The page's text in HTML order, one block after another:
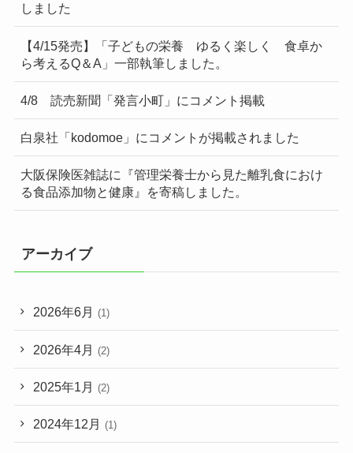
しました
【4/15発売】「子どもの栄養 ゆるく楽しく 食卓か
ら考えるQ＆A」一部執筆しました。
4/8 読売新聞「発言小町」にコメント掲載
白泉社「kodomoe」にコメントが掲載されました
大阪保険医雑誌に『管理栄養士から見た離乳食におけ
る食品添加物と健康』を寄稿しました。
アーカイブ
2026年6月 (1)
2026年4月 (2)
2025年1月 (2)
2024年12月 (1)